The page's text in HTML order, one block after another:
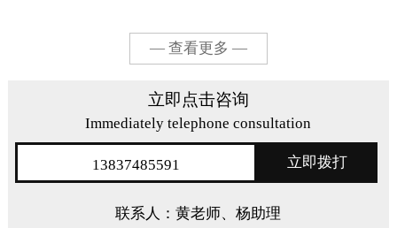
— 查看更多 —
立即点击咨询
Immediately telephone consultation
13837485591 立即拨打
联系人：黄老师、杨助理